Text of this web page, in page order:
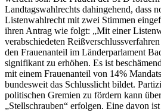
Landtagswahlrechts dahingehend, dass
Listenwahlrecht mit zwei Stimmen
ihren Antrag wie folgt: „Mit einer
verabschiedeten
den Frauenanteil im Länderparlament
signifikant zu erhöhen. Es ist
mit einem Frauenanteil von 14%
bundesweit das Schlusslicht bildet.
politischen Gremien zu fördern kann
„Stellschrauben“ erfolgen. Eine davon